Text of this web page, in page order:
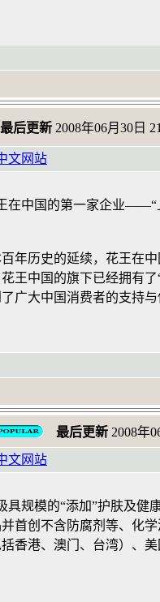
最后更新 2008年06月30日
文网站
在中国的第一家企业
年历史的延续，花王在
王中国的旗下已经拥有了
广大中国消费者的支持与
最后更新 2008年
文网站
具规模的“添加”护肤及健
首创不含防腐剂等、化
香港、澳门、台湾）、